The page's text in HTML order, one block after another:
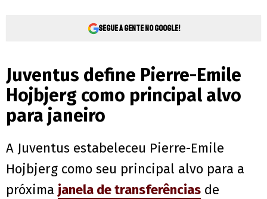
Segue a gente no Google!
Juventus define Pierre-Emile
Hojbjerg como principal alvo
para janeiro
A Juventus estabeleceu Pierre-Emile
Hojbjerg como seu principal alvo para a
próxima janela de transferências de